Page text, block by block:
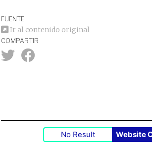
FUENTE
Ir al contenido original
COMPARTIR
No Result Website